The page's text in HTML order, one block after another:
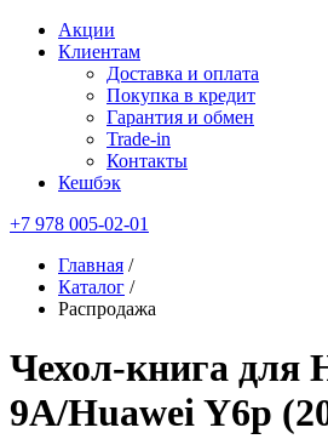
Акции
Клиентам
Доставка и оплата
Покупка в кредит
Гарантия и обмен
Trade-in
Контакты
Кешбэк
+7 978 005-02-01
Главная /
Каталог /
Распродажа
Чехол-книга для
9A/Huawei Y6p